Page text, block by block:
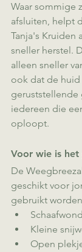
Waar sommige
afsluiten, helpt
Tanja's Kruiden
sneller herstel.
alleen sneller
ook dat de
geruststellende
iedereen die
oploopt.
Voor wie is het
De
geschikt voor
gebruikt
Kleine
Open